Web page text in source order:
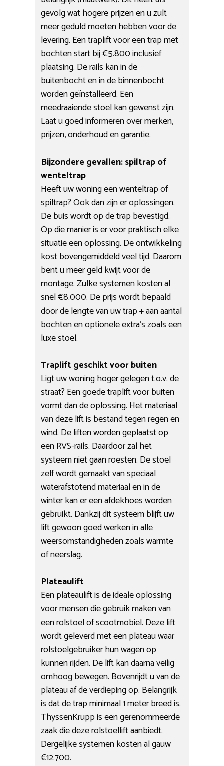
gevolg wat hogere prijzen en u zult
meer geduld moeten hebben voor de
levering. Een traplift voor een trap met
bochten start bij €5.800 inclusief
plaatsing. De rails kan in de
buitenbocht en in de binnenbocht
worden geïnstalleerd. Een
meedraaiende stoel kan gewenst zijn.
Laat u goed informeren over merken,
prijzen, onderhoud en garantie.
Bijzondere gevallen: spiltrap of
wenteltrap
Heeft uw woning een wenteltrap of
spiltrap? Ook dan zijn er oplossingen.
De buis wordt op de trap bevestigd.
Op die manier is er voor praktisch elke
situatie een oplossing. De ontwikkeling
kost bovengemiddeld veel tijd. Daarom
bent u meer geld kwijt voor de
montage. Zulke systemen kosten al
snel €8.000. De prijs wordt bepaald
door de lengte van uw trap + aan aantal
bochten en optionele extra’s zoals een
luxe stoel.
Traplift geschikt voor buiten
Ligt uw woning hoger gelegen t.o.v. de
straat? Een goede traplift voor buiten
vormt dan de oplossing. Het materiaal
van deze lift is bestand tegen regen en
wind. De liften worden geplaatst op
een RVS-rails. Daardoor zal het
systeem niet gaan roesten. De stoel
zelf wordt gemaakt van speciaal
waterafstotend materiaal en in de
winter kan er een afdekhoes worden
gebruikt. Dankzij dit systeem blijft uw
lift gewoon goed werken in alle
weersomstandigheden zoals warmte
of neerslag.
Plateaulift
Een plateaulift is de ideale oplossing
voor mensen die gebruik maken van
een rolstoel of scootmobiel. Deze lift
wordt geleverd met een plateau waar
rolstoelgebruiker hun wagen op
kunnen rijden. De lift kan daarna veilig
omhoog bewegen. Bovenrijdt u van de
plateau af de verdieping op. Belangrijk
is dat de trap minimaal 1 meter breed is.
ThyssenKrupp is een gerenommeerde
zaak die deze rolstoellift aanbiedt.
Dergelijke systemen kosten al gauw
€12.700.